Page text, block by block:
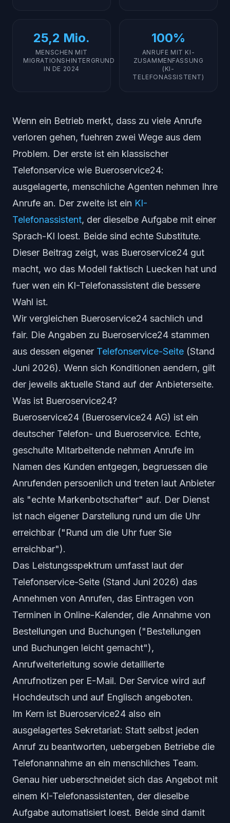
25,2 Mio.
MENSCHEN MIT
MIGRATIONSHINTERGRUND
IN DE 2024
100%
ANRUFE MIT KI-
ZUSAMMENFASSUNG
(KI-
TELEFONASSISTENT)
Wenn ein Betrieb merkt, dass zu viele Anrufe
verloren gehen, fuehren zwei Wege aus dem
Problem. Der erste ist ein klassischer
Telefonservice wie Bueroservice24:
ausgelagerte, menschliche Agenten nehmen Ihre
Anrufe an. Der zweite ist ein KI-
Telefonassistent, der dieselbe Aufgabe mit einer
Sprach-KI loest. Beide sind echte Substitute.
Dieser Beitrag zeigt, was Bueroservice24 gut
macht, wo das Modell faktisch Luecken hat und
fuer wen ein KI-Telefonassistent die bessere
Wahl ist.
Wir vergleichen Bueroservice24 sachlich und
fair. Die Angaben zu Bueroservice24 stammen
aus dessen eigener Telefonservice-Seite (Stand
Juni 2026). Wenn sich Konditionen aendern, gilt
der jeweils aktuelle Stand auf der Anbieterseite.
Was ist Bueroservice24?
Bueroservice24 (Bueroservice24 AG) ist ein
deutscher Telefon- und Bueroservice. Echte,
geschulte Mitarbeitende nehmen Anrufe im
Namen des Kunden entgegen, begruessen die
Anrufenden persoenlich und treten laut Anbieter
als "echte Markenbotschafter" auf. Der Dienst
ist nach eigener Darstellung rund um die Uhr
erreichbar ("Rund um die Uhr fuer Sie
erreichbar").
Das Leistungsspektrum umfasst laut der
Telefonservice-Seite (Stand Juni 2026) das
Annehmen von Anrufen, das Eintragen von
Terminen in Online-Kalender, die Annahme von
Bestellungen und Buchungen ("Bestellungen
und Buchungen leicht gemacht"),
Anrufweiterleitung sowie detaillierte
Anrufnotizen per E-Mail. Der Service wird auf
Hochdeutsch und auf Englisch angeboten.
Im Kern ist Bueroservice24 also ein
ausgelagertes Sekretariat: Statt selbst jeden
Anruf zu beantworten, uebergeben Betriebe die
Telefonannahme an ein menschliches Team.
Genau hier ueberschneidet sich das Angebot mit
einem KI-Telefonassistenten, der dieselbe
Aufgabe automatisiert loest. Beide sind damit